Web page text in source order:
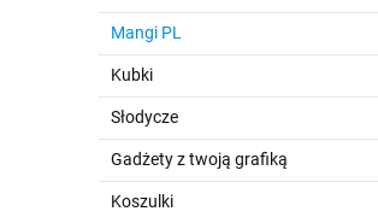
Mangi PL
Kubki
Słodycze
Gadżety z twoją grafiką
Koszulki